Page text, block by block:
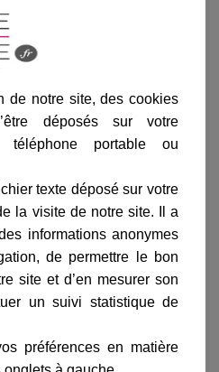
Patine dorée
marque
de notre site, des cookies
déposés sur votre
téléphone portable ou
texte déposé sur votre
la visite de notre site. Il a
informations anonymes
de permettre le bon
site et d’en mesurer son
un suivi statistique de
préférences en matière